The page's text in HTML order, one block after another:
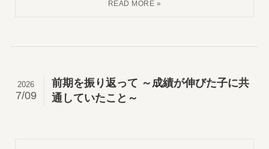
前期を振り返って ～成績が伸びた子に共
通していたこと～
2026
7/09